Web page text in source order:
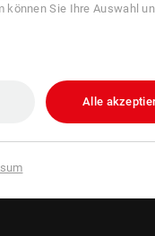
können Sie Ihre Auswahl
Alle